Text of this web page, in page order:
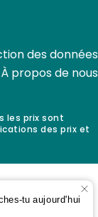
les prix sont
des prix et
des données
À propos de nous